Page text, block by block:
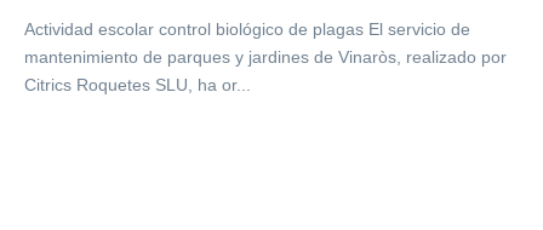
Actividad escolar control biológico de plagas El servicio de
mantenimiento de parques y jardines de Vinaròs, realizado por
Citrics Roquetes SLU, ha or...